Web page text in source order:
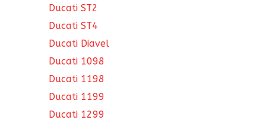
Ducati ST2
Ducati ST4
Ducati Diavel
Ducati 1098
Ducati 1198
Ducati 1199
Ducati 1299